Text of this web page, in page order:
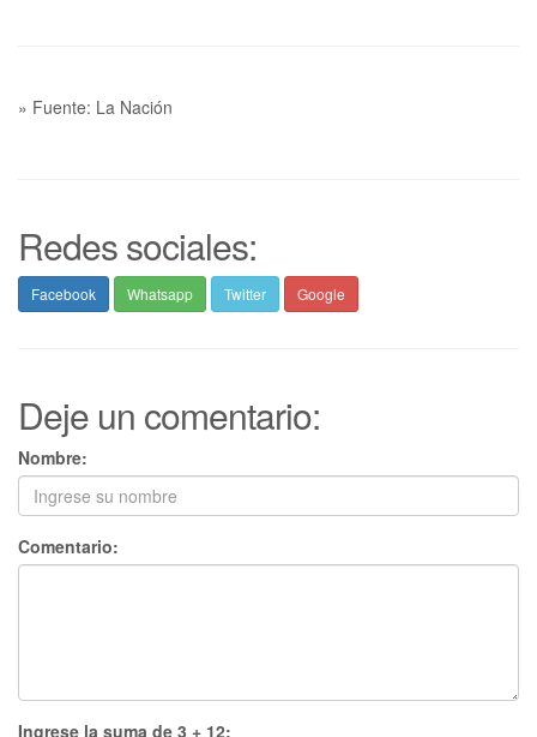
» Fuente: La Nación
Redes sociales:
Facebook Whatsapp Twitter Google
Deje un comentario:
Nombre:
Comentario:
Ingrese la suma de 3 + 12: